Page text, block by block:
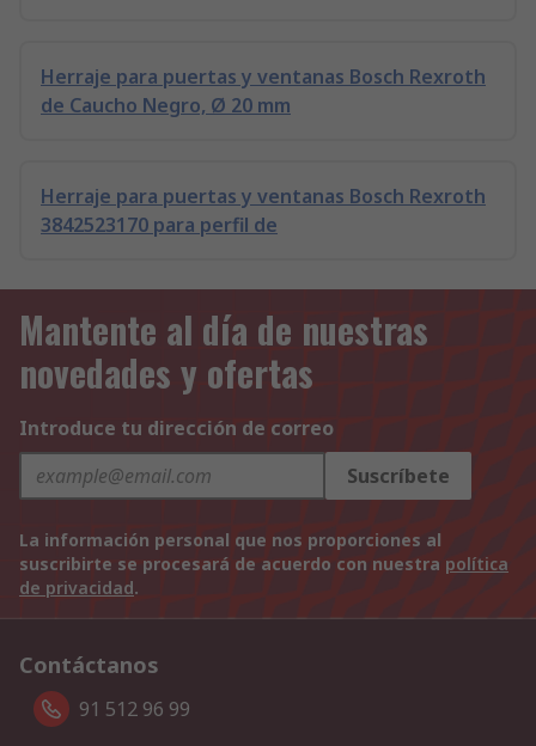
Herraje para puertas y ventanas Bosch Rexroth
de Caucho Negro, Ø 20 mm
Herraje para puertas y ventanas Bosch Rexroth
3842523170 para perfil de
Mantente al día de nuestras
novedades y ofertas
Introduce tu dirección de correo
Suscríbete
La información personal que nos proporciones al
suscribirte se procesará de acuerdo con nuestra política
de privacidad.
Contáctanos
91 512 96 99